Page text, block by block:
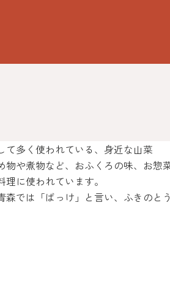
て多く使われている、身近な山菜
物や煮物など、おふくろの味、お
に使われています。
森では「ばっけ」と言い、ふきの